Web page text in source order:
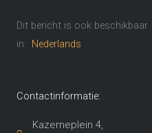
Dit bericht is ook beschikbaar
in: Nederlands
Contactinformatie:
Kazerneplein 4,